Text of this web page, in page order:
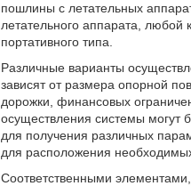
пошлины с летательных
летательного аппарата,
портативного типа.
Различные варианты
зависят от размера опорной
дорожки, финансовых
осуществления системы могут
для получения различных
для расположения
Соответственными